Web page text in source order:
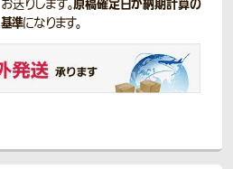
お送りします。原稿確定日が納期計算の
基準になります。